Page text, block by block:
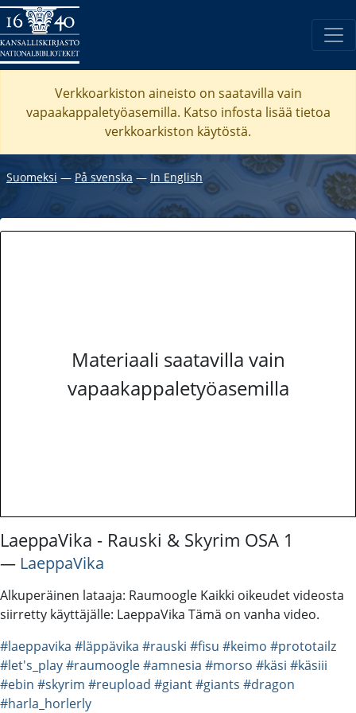
Verkkoarkiston aineisto on saatavilla vain
vapaakappaletyöasemilla. Katso infosta lisää tietoa
verkkoarkiston käytöstä.
Suomeksi ― På svenska ― In English
Materiaali saatavilla vain
vapaakappaletyöasemilla
LaeppaVika - Rauski & Skyrim OSA 1
― LaeppaVika
Alkuperäinen lataaja: Raumoogle Kaikki oikeudet videosta
siirretty käyttäjälle: LaeppaVika Tämä on vanha video.
#laeppavika #läppävika #rauski #fisu #keimo #prototailz
#let's_play#raumoogle#amnesia #morso #käsi #käsiii
#ebin #skyrim #reupload #giant#giants #dragon
#harla_horlerly